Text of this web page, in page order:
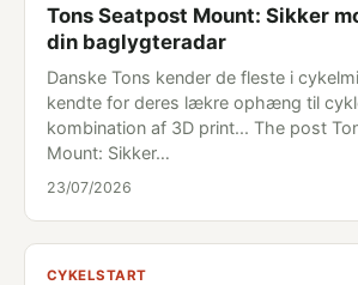
Tons Seatpost Mount: Sikker
din baglygteradar
Danske Tons kender de fleste i
kendte for deres lækre ophæng til
kombination af 3D print... The post
Mount: Sikker…
23/07/2026
CYKELSTART